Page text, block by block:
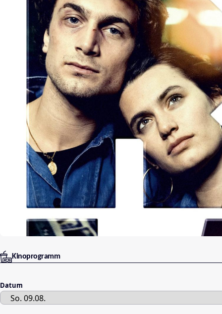
Kinoprogramm
Datum